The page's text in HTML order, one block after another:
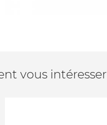
vous intéresser